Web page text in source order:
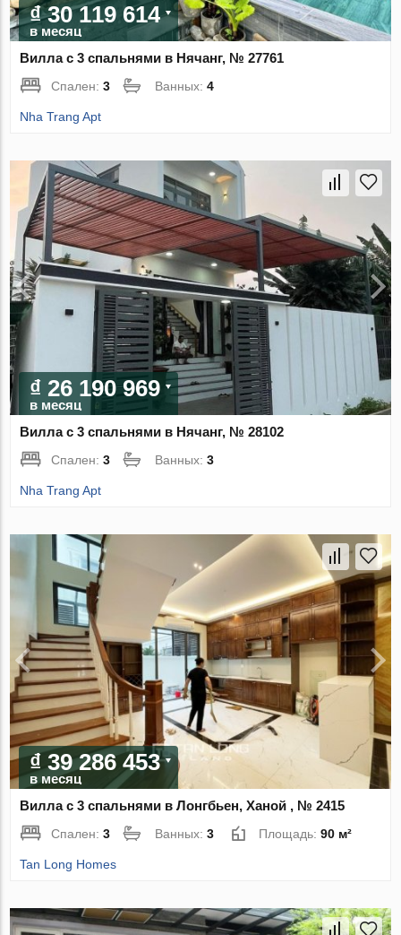
₫ 30 119 614
в месяц
Вилла с 3 спальнями в Нячанг, № 27761
Спален:3 Ванных:4
Nha Trang Apt
₫ 26 190 969
в месяц
Вилла с 3 спальнями в Нячанг, № 28102
Спален:3 Ванных:3
Nha Trang Apt
₫ 39 286 453
в месяц
Вилла с 3 спальнями в Лонгбьен, Ханой , № 2415
Спален:3 Ванных:3 Площадь:90 м²
Tan Long Homes